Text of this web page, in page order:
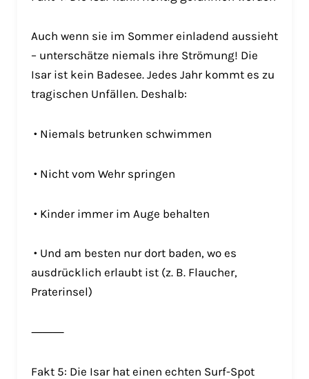
Auch wenn sie im Sommer einladend aussieht
– unterschätze niemals ihre Strömung! Die
Isar ist kein Badesee. Jedes Jahr kommt es zu
tragischen Unfällen. Deshalb:
• Niemals betrunken schwimmen
• Nicht vom Wehr springen
• Kinder immer im Auge behalten
• Und am besten nur dort baden, wo es
ausdrücklich erlaubt ist (z. B. Flaucher,
Praterinsel)
⸻
Fakt 5: Die Isar hat einen echten Surf-Spot